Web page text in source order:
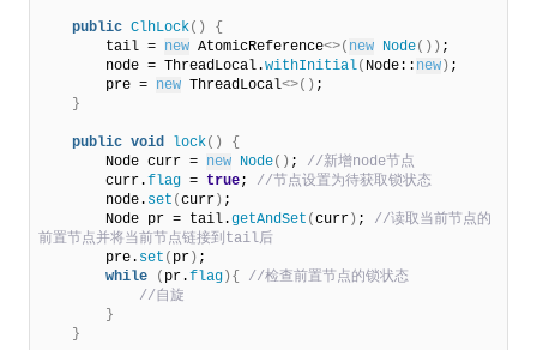
public ClhLock()
{
        tail =
new AtomicReference<>( new Node()) ;
        node = ThreadLocal.
withInitial( Node:: new ) ;
        pre =
new ThreadLocal<>() ;
}
public void lock()
{
        Node curr =
new Node() ;
//新增node节点
        curr.
flag = true;
        node.
set (curr ) ;
        Node pr = tail.
getAndSet (curr ) ;
//读取当前节点的
前置节点并将当前节点链接到tail后
        pre.
set ( pr ) ;
while
( pr.flag ){
//自旋
}
}